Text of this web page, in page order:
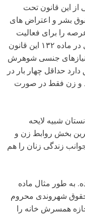
از این قانون تحت
بشر و اعتراض های
را برای فعالیت
های اجتماعی زنان تنگ می کرد. برای مثال در ماده ۱۳۲ این قانون
جنسی شوهرش
حداقل چهار بار در
و زن فقط در صورت
شبیه لایحه
بخش روابط زن و
زندگی زنان را هم
به طور مثال ماده
حقوق شهروندی محروم
همسرش خانه را